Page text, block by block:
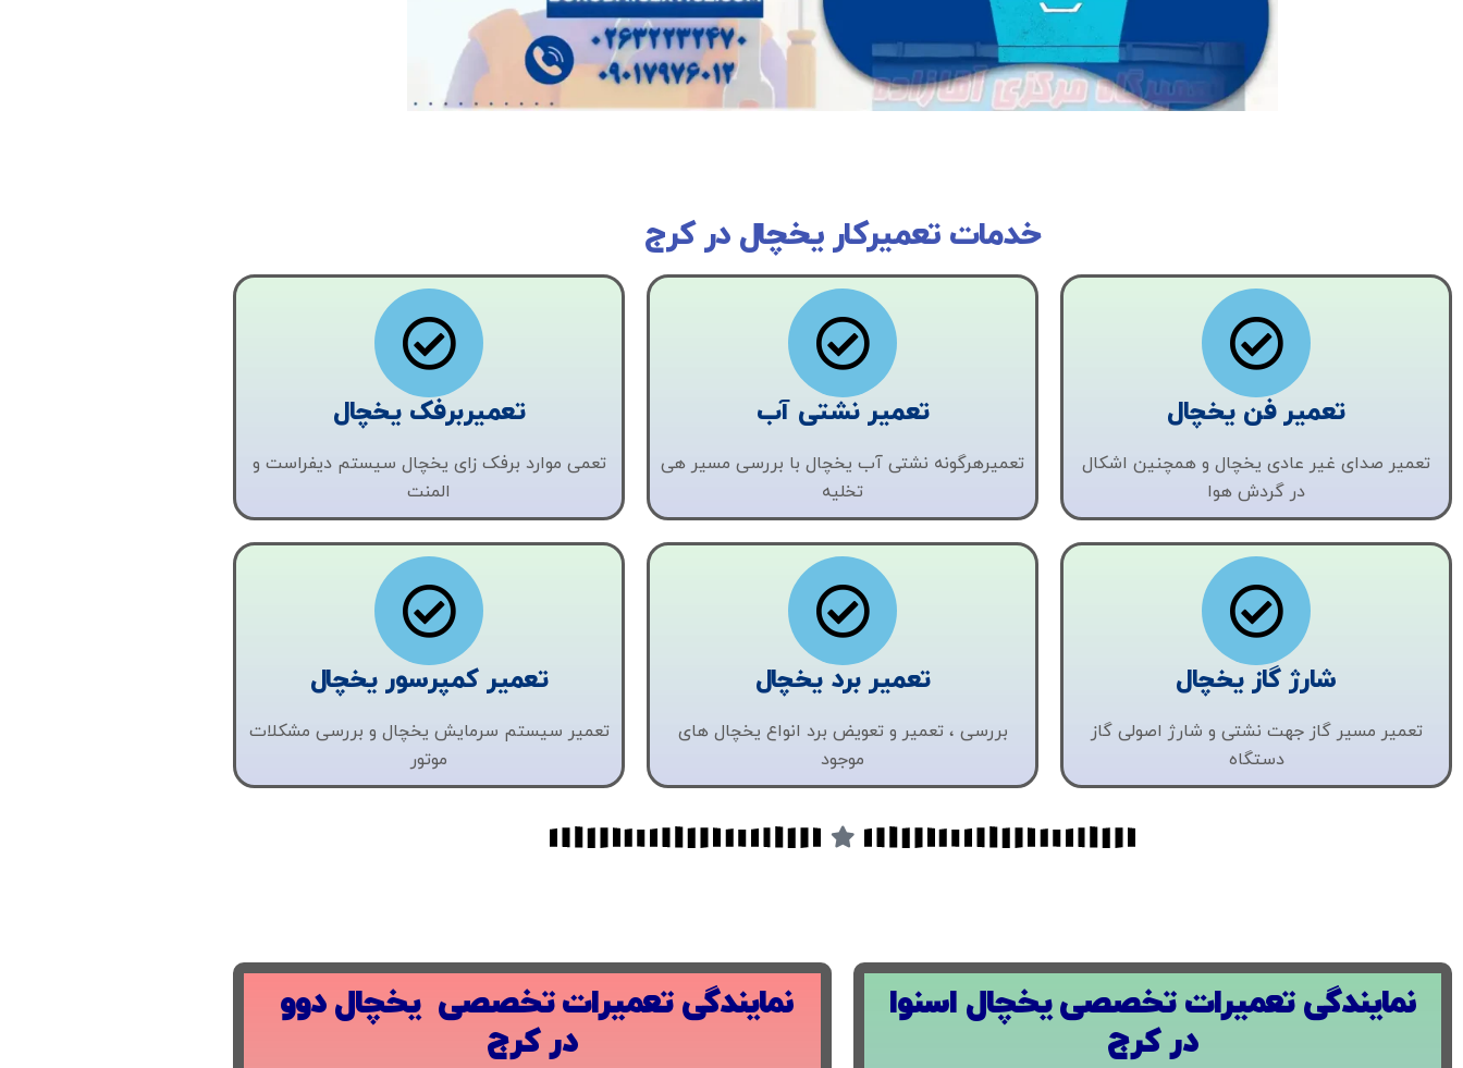
خدمات تعمیرکار یخچال در کرج
تعمیر فن یخچال
تعمیر صدای غیر عادی یخچال و همچنین اشکال
در گردش هوا
تعمیر نشتی آب
تعمیرهرگونه نشتی آب یخچال با بررسی مسیر هی
تخلیه
تعمیربرفک یخچال
تعمی موارد برفک زای یخچال سیستم دیفراست و
المنت
شارژ گاز یخچال
تعمیر مسیر گاز جهت نشتی و شارژ اصولی گاز
دستگاه
تعمیر برد یخچال
بررسی ، تعمیر و تعویض برد انواع یخچال های
موجود
تعمیر کمپرسور یخچال
تعمیر سیستم سرمایش یخچال و بررسی مشکلات
موتور
نمایندگی تعمیرات تخصصی یخچال اسنوا
در کرج
نمایندگی تعمیرات تخصصی یخچال دوو
در کرج